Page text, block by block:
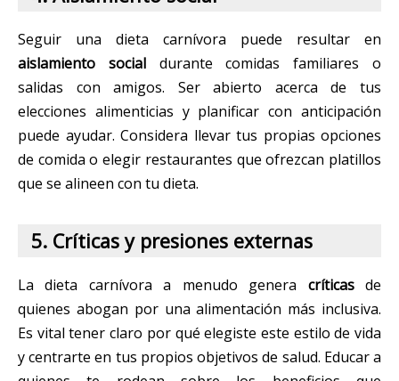
Seguir una dieta carnívora puede resultar en
aislamiento socialdurante comidas familiares o
salidas con amigos. Ser abierto acerca de tus
elecciones alimenticias y planificar con anticipación
puede ayudar. Considera llevar tus propias opciones
de comida o elegir restaurantes que ofrezcan platillos
que se alineen con tu dieta.
5. Críticas y presiones externas
La dieta carnívora a menudo genera críticasde
quienes abogan por una alimentación más inclusiva.
Es vital tener claro por qué elegiste este estilo de vida
y centrarte en tus propios objetivos de salud. Educar a